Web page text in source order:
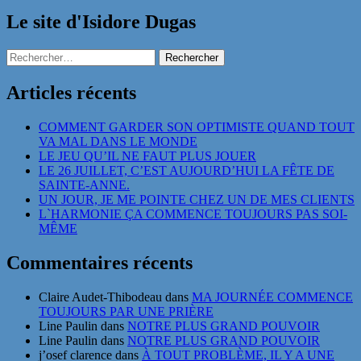
Le site d'Isidore Dugas
Rechercher :
Articles récents
COMMENT GARDER SON OPTIMISTE QUAND TOUT
VA MAL DANS LE MONDE
LE JEU QU’IL NE FAUT PLUS JOUER
LE 26 JUILLET, C’EST AUJOURD’HUI LA FÊTE DE
SAINTE-ANNE.
UN JOUR, JE ME POINTE CHEZ UN DE MES CLIENTS
L`HARMONIE ÇA COMMENCE TOUJOURS PAS SOI-
MÊME
Commentaires récents
Claire Audet-Thibodeau dans MA JOURNÉE COMMENCE
TOUJOURS PAR UNE PRIÈRE
Line Paulin dans NOTRE PLUS GRAND POUVOIR
Line Paulin dans NOTRE PLUS GRAND POUVOIR
j’osef clarence dans À TOUT PROBLÈME, IL Y A UNE